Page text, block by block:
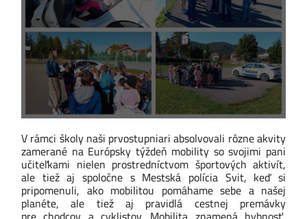
V rámci školy naši prvostupniari absolvovali rôzne akvity
zamerané na Európsky týždeň mobility so svojimi pani
učiteľkami nielen prostredníctvom športových aktivít,
ale tiež aj spoločne s Mestská polícia Svit, keď si
pripomenuli, ako mobilitou pomáhame sebe a našej
planéte, ale tiež aj pravidlá cestnej premávky